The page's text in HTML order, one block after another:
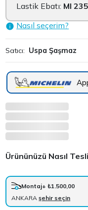
Lastik Ebatı: MI
Nasıl seçerim?
Satıcı: Uspa Şaşmaz
Ürününüzü Nasıl
Montaj+ ₺1.500,00
ANKARAşehir seçin